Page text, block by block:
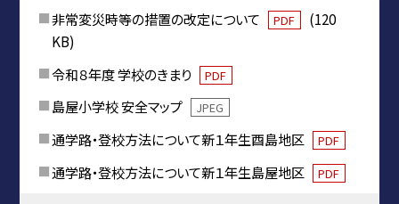
非常変災時等の措置の改定について PDF
(120
KB)
令和８年度 学校のきまり
PDF
島屋小学校 安全マップ JPEG
通学路・登校方法について新１年生酉島地区 PDF
通学路・登校方法について新１年生島屋地区 PDF